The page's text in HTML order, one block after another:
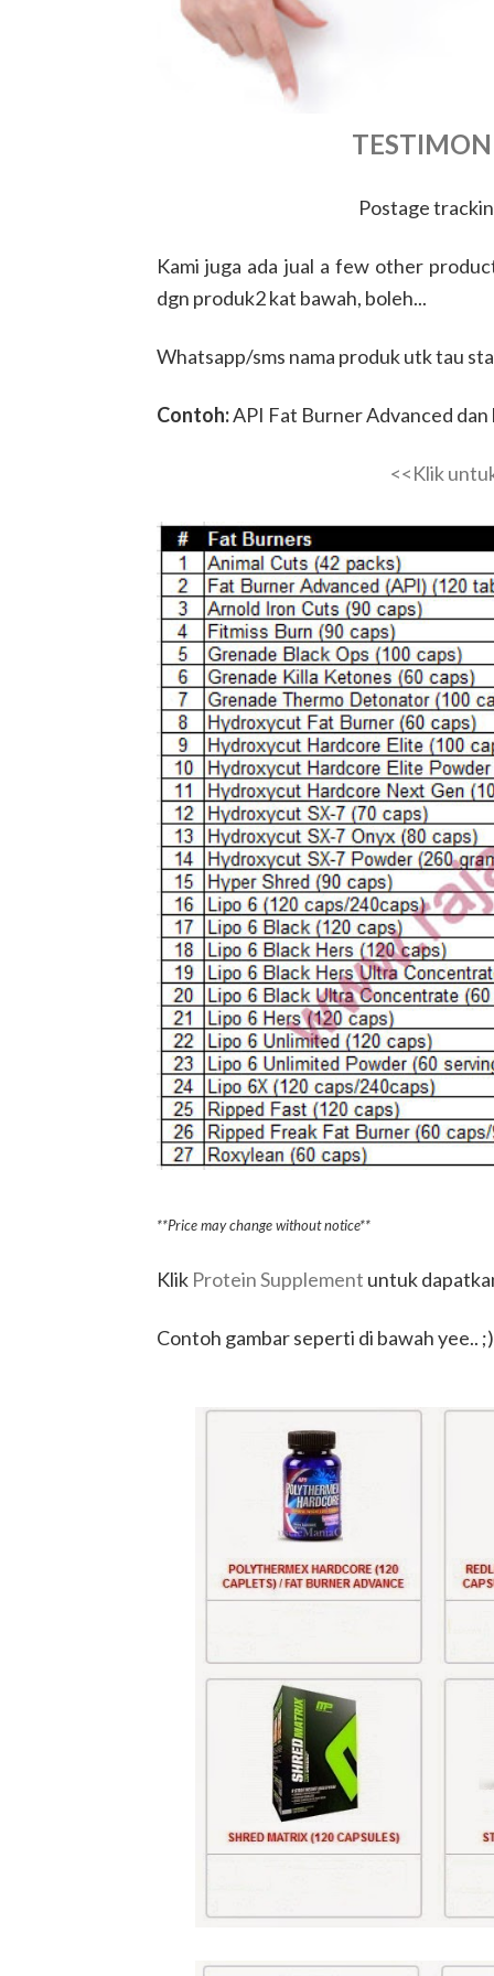
Postage
Kami juga ada jual a few other
dgn produk2 kat bawah, boleh...
Whatsapp/sms nama produk utk tau
Contoh:API Fat Burner Advanced
<<Klik
**Price may change without notice**
Klik Protein Supplement untuk
Contoh gambar seperti di bawah yee.. ;)